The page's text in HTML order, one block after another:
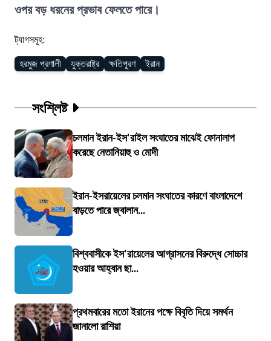
ওপর বড় ধরনের প্রভাব ফেলতে পারে।
ট্যাগসমূহ:
হরমুজ প্রণালী যুক্তরাষ্ট্র ক্ষতিপূরণ ইরান
সংশ্লিষ্ট
চলমান ইরান-ইস'রাইল সংঘাতের মাঝেই ফোনালাপ
করেছে নেতানিয়াহু ও মোদী
ইরান-ইসরায়েলের চলমান সংঘাতের কারণে বাংলাদেশে
বাড়তে পারে জ্বালান...
বিশ্ববাসীকে ইস'রায়েলের আগ্রাসনের বিরুদ্ধে সোচ্চার
হওয়ার আহ্বান ছা...
প্রথমবারের মতো ইরানের পক্ষে বিবৃতি দিয়ে সমর্থন
জানালো রাশিয়া